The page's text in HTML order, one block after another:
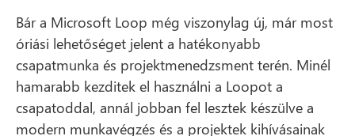
Bár a Microsoft Loop még viszonylag új, már most
óriási lehetőséget jelent a hatékonyabb
csapatmunka és projektmenedzsment terén. Minél
hamarabb kezditek el használni a Loopot a
csapatoddal, annál jobban fel lesztek készülve a
modern munkavégzés és a projektek kihívásainak